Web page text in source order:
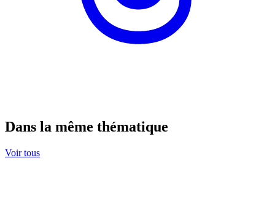
Dans la même thématique
Voir tous